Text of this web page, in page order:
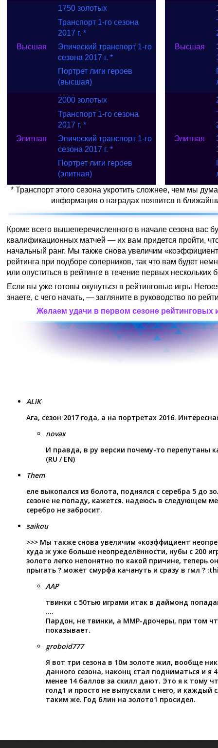
Высшая
1750 золотых
Транспорт 1-го сезона
2017 г. *
Эпический транспорт 1-го
сезона 2017 г. *
Портрет лиги героев
(высшая)
Высшая
Элитная
2000 золотых
Транспорт 1-го сезона
2017 г. *
Эпический транспорт 1-го
сезона 2017 г. *
Портрет лиги героев
(элитная)
Элитная
* Транспорт этого сезона укротить сложнее, чем мы
информация о наградах появится в
Кроме всего вышеперечисленного в начале сезона вас
квалификационных матчей — их вам придется пройти,
начальный ранг. Мы также снова увеличим
рейтинга при подборе соперников, так что вам будет
или опуститься в рейтинге в течение первых нескольких
Если вы уже готовы окунуться в рейтинговые игры
знаете, с чего начать, — загляните в руководство по
Желаем удачи в первом сезоне рейтинговых
ALiK
Ага, сезон 2017 года, а на портретах 2016.
novax
И правда, в ру версии почему-то перепутаны
(RU / EN)
Them
еле выкопался из болота, поднялся с серебра 5 до
сезоне не попаду, кажется. надеюсь в следующем
серебро не забросит.
saikou
>>> Мы также снова увеличим «коэффициент
куда ж уже больше неопределённости, нубы с 200
золото легко непонятно по какой причине, теперь
прыгать ? может смурфа качануть и сразу в гмл ?
AAP
твинки с 50тью играми итак в даймонд
….
Пардон, не твинки, а ММР-дрочеры, при том
показывает.
groboid777
Я вот три сезона в 10м золоте жил, вообще
данного сезона, наконц стал подниматься и я
менее 14 баллов за скилл дают. Это я к тому
голд1 и просто не выпускали с него, и каждый
таким же. Год блин на золото1 просидел.